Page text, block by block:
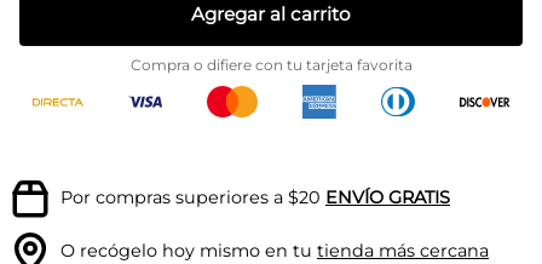
Agregar al carrito
Compra o difiere con tu tarjeta favorita
Por compras superiores a $20 ENVÍO GRATIS
O recógelo hoy mismo en tu tienda más cercana